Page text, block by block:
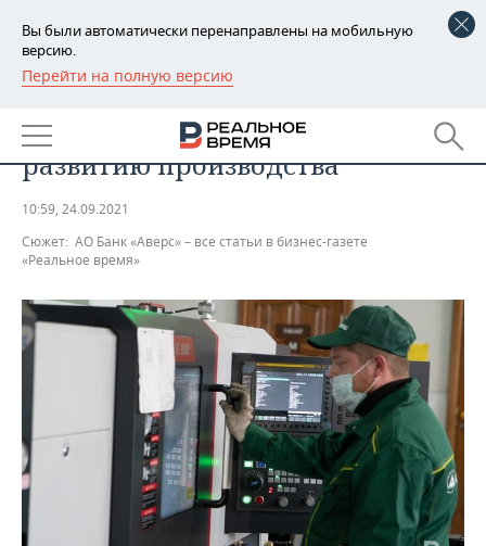
Вы были автоматически перенаправлены на мобильную
версию.
Перейти на полную версию
РЕГИОНЫ
БАШКОРТОСТАН
ТАТАРСТАН
НОВОСТИ
АНАЛИТИКА
КОРОЛИ ГОСЗАКАЗА ПФО
ВУЗЫ ТАТАРСТАНА
КОМУ ПРИНАДЛЕЖАТ
ТОРГОВЫЕ ЦЕНТРЫ
ТАТАРСТАНА
ФИНАНСЫ
БЮДЖЕТ
ИНВЕСТИЦИИ
НОВОСТИ
ПРОМЫШЛЕННОСТИ
АГРОПРОМ
МАШИНОСТРОЕНИЕ
НЕФТЕХИМИЯ
НЕДВИЖИМОСТЬ
НОВОСТИ НЕДВИЖИМОСТИ
НОВОСТИ АВТО
БИЗНЕС
НОВОСТИ БИЗНЕСА
РОЗНИЧНАЯ ТОРГОВЛЯ
ТЕХНОЛОГИИ
НОВОСТИ ТЕХНОЛОГИЙ
МЕРОПРИЯТИЯ
Банк «Аверс» содействует
развитию производства
10:59, 24.09.2021
Сюжет: АО Банк «Аверс» – все статьи в бизнес-газете
«Реальное время»